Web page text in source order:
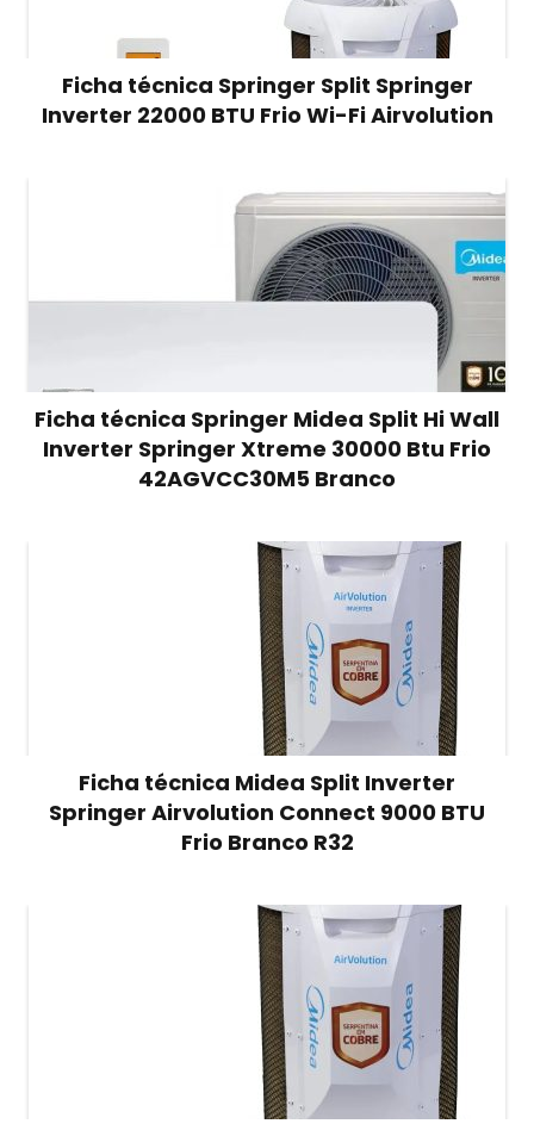
Ficha técnica Springer Split Springer
Inverter 22000 BTU Frio Wi-Fi Airvolution
Ficha técnica Springer Midea Split Hi Wall
Inverter Springer Xtreme 30000 Btu Frio
42AGVCC30M5 Branco
Ficha técnica Midea Split Inverter
Springer Airvolution Connect 9000 BTU
Frio Branco R32